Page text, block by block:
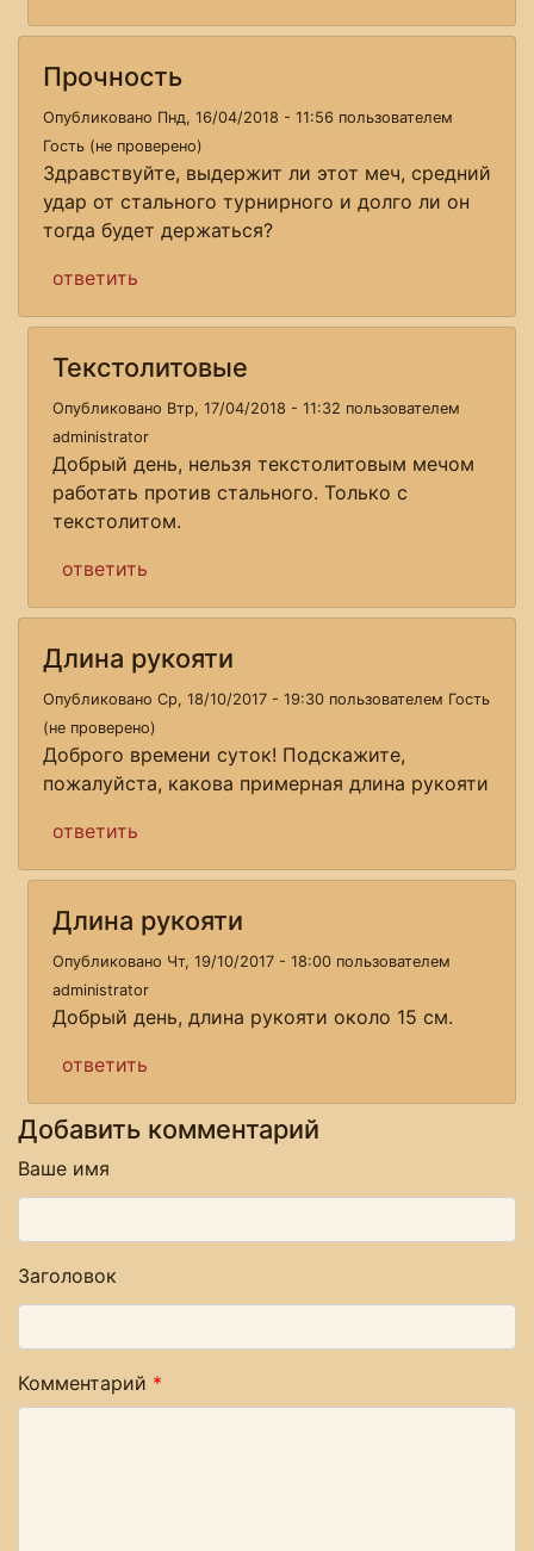
Прочность
Опубликовано Пнд, 16/04/2018 - 11:56 пользователем
Гость (не проверено)
Здравствуйте, выдержит ли этот меч, средний
удар от стального турнирного и долго ли он
тогда будет держаться?
ответить
Текстолитовые
Опубликовано Втр, 17/04/2018 - 11:32 пользователем
administrator
Добрый день, нельзя текстолитовым мечом
работать против стального. Только с
текстолитом.
ответить
Длина рукояти
Опубликовано Ср, 18/10/2017 - 19:30 пользователем Гость
(не проверено)
Доброго времени суток! Подскажите,
пожалуйста, какова примерная длина рукояти
ответить
Длина рукояти
Опубликовано Чт, 19/10/2017 - 18:00 пользователем
administrator
Добрый день, длина рукояти около 15 см.
ответить
Добавить комментарий
Ваше имя
Заголовок
Комментарий *